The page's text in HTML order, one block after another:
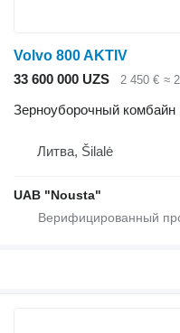
Volvo 800 AKTIV
33 600 000 UZS
2 450 € ≈
Зерноуборочный комбайн
Литва, Šilalė
UAB "Nousta"